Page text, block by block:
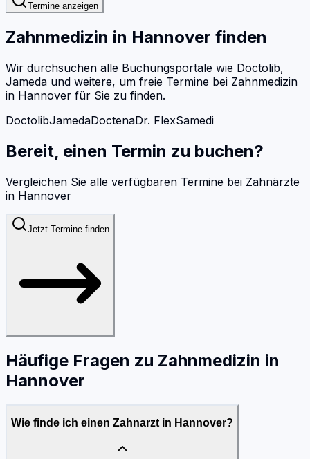
Termine anzeigen
Zahnmedizin in Hannover finden
Wir durchsuchen alle Buchungsportale wie Doctolib,
Jameda und weitere, um freie Termine bei Zahnmedizin
in Hannover für Sie zu finden.
DoctolibJamedaDoctenaDr. FlexSamedi
Bereit, einen Termin zu buchen?
Vergleichen Sie alle verfügbaren Termine bei Zahnärzte
in Hannover
Jetzt Termine finden
Häufige Fragen zu Zahnmedizin in
Hannover
Wie finde ich einen Zahnarzt in Hannover?